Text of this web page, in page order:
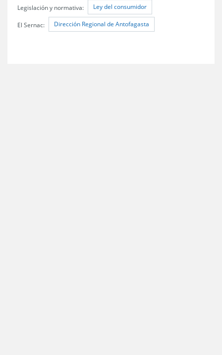
Legislación y normativa: Ley del consumidor
El Sernac: Dirección Regional de Antofagasta